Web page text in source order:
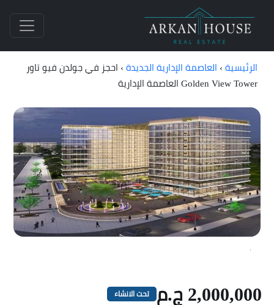
الرئيسية › العاصمة الإدارية الجديدة › احجز في جولدن فيو تاور
Golden View Tower العاصمة الإدارية
2,000,000 ج.م تحت الانشاء